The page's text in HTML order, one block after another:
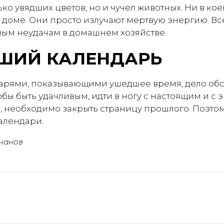
увядших цветов, но и чучел животных. Ни в
Они просто излучают мертвую энергию.
неудачам в домашнем хозяйстве.
КАЛЕНДАРЬ
показывающими ушедшее время, дело
быть удачливым, идти в ногу с настоящим и с
необходимо закрыть страницу прошлого.